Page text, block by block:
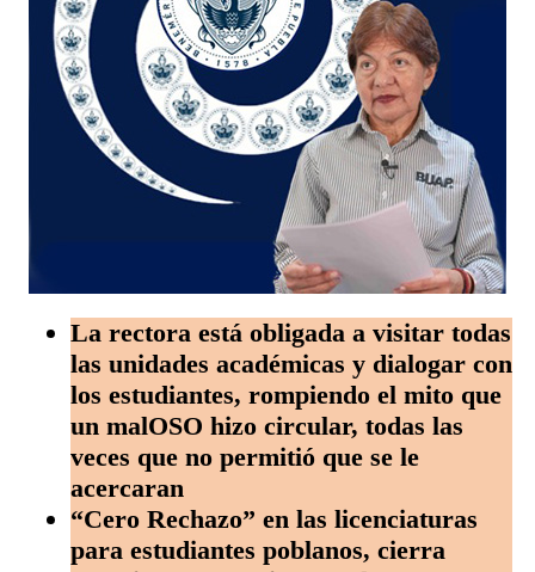
La rectora está obligada a visitar todas
las unidades académicas y dialogar con
los estudiantes, rompiendo el mito que
un malOSO hizo circular, todas las
veces que no permitió que se le
acercaran
“Cero Rechazo” en las licenciaturas
para estudiantes poblanos, cierra